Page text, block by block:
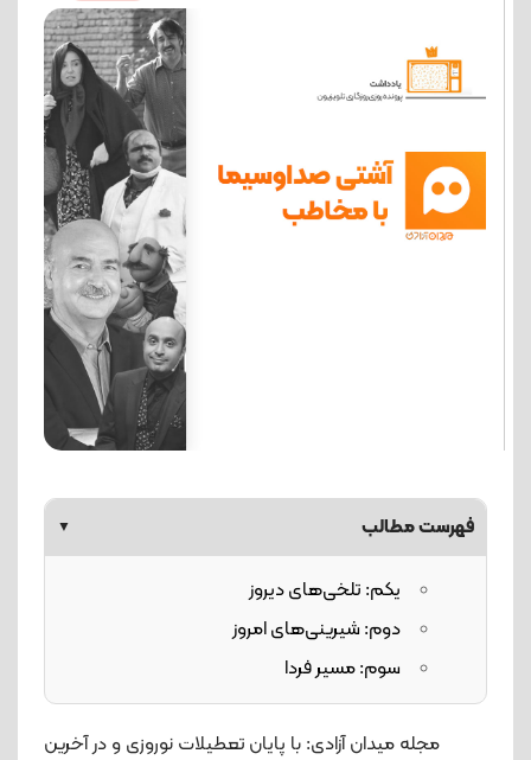
فهرست مطالب ▼
یکم: تلخی‌های دیروز
دوم: شیرینی‌های امروز
سوم: مسیر فردا
مجله میدان آزادی: با پایان تعطیلات نوروزی و در آخرین